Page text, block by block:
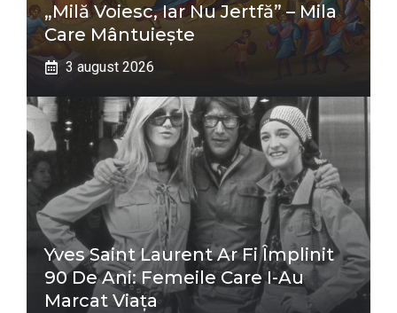
„Milă Voiesc, Iar Nu Jertfă” – Mila
Care Mântuiește
3 august 2026
Yves Saint Laurent Ar Fi Împlinit
90 De Ani: Femeile Care I-Au
Marcat Viața